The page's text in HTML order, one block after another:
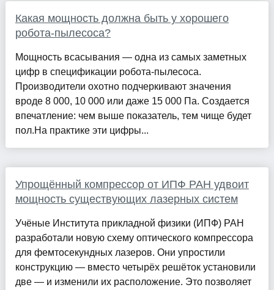
Какая мощность должна быть у хорошего
робота-пылесоса?
Мощность всасывания — одна из самых заметных
цифр в спецификации робота-пылесоса.
Производители охотно подчеркивают значения
вроде 8 000, 10 000 или даже 15 000 Па. Создается
впечатление: чем выше показатель, тем чище будет
пол.На практике эти цифры...
Упрощённый компрессор от ИПФ РАН удвоит
мощность существующих лазерных систем
Учёные Института прикладной физики (ИПФ) РАН
разработали новую схему оптического компрессора
для фемтосекундных лазеров. Они упростили
конструкцию — вместо четырёх решёток установили
две — и изменили их расположение. Это позволяет